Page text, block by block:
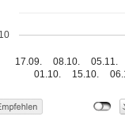
17.09.
01.10.
08.10.
15.10.
05.11.
10